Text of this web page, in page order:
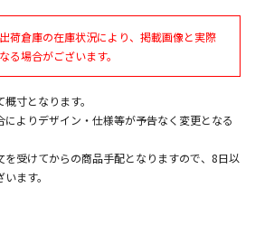
ざいます。
とに送料がかかる商品です
荷倉庫の在庫状況により、掲載画像と実際
る場合がございます。
寸となります。
よりデザイン・仕様等が予告なく変更となる
受けてからの商品手配となりますので、8日以
ます。